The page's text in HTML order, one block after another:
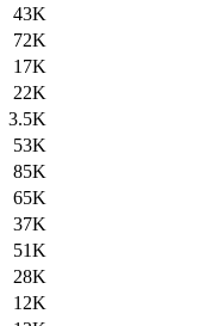
43K
72K
17K
22K
3.5K
53K
85K
65K
37K
51K
28K
12K